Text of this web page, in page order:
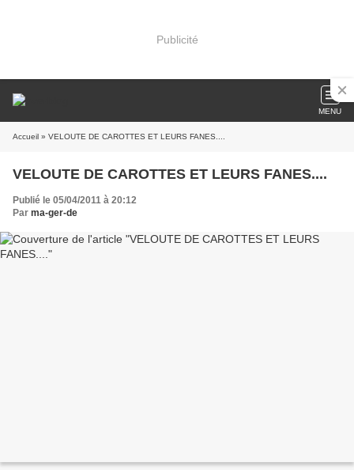
Publicité
MENU
Accueil » VELOUTE DE CAROTTES ET LEURS FANES....
VELOUTE DE CAROTTES ET LEURS FANES....
Publié le 05/04/2011 à 20:12
Par ma-ger-de